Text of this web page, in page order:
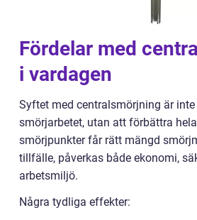
Fördelar med
i vardagen
Syftet med centralsmörjning är
smörjarbetet, utan att förbättra
smörjpunkter får rätt mängd
tillfälle, påverkas både ekonomi,
arbetsmiljö.
Några tydliga effekter: